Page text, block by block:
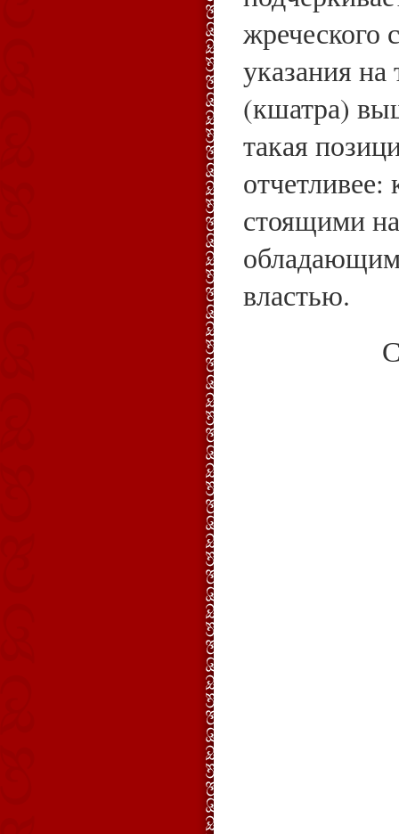
жреческого
указания
(кшатра)
такая
стоящими
властью.